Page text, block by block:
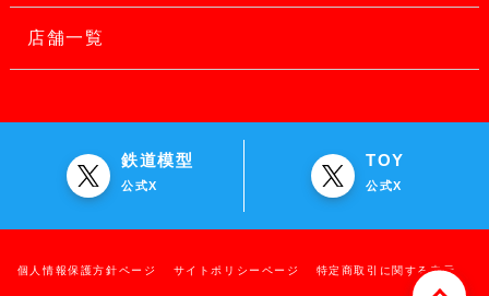
店舗一覧
鉄道模型
公式X
TOY
公式X
個人情報保護方針ページ サイトポリシーページ 特定商取引に関する表示